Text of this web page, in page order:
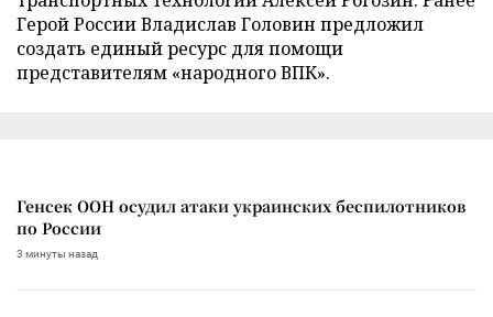
Герой России Владислав Головин предложил
создать единый ресурс для помощи
представителям «народного ВПК».
Генсек ООН осудил атаки украинских беспилотников
по России
3 минуты назад